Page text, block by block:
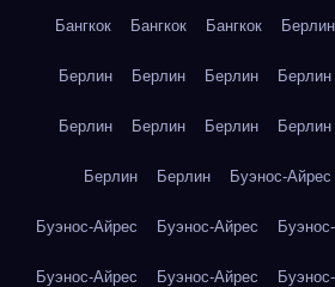
Бангкок Бангкок Бангкок Берлин
Берлин Берлин Берлин Берлин
Берлин Берлин Берлин Берлин
Берлин Берлин Буэнос-Айрес
Буэнос-Айрес Буэнос-Айрес
Буэнос-Айрес Буэнос-Айрес